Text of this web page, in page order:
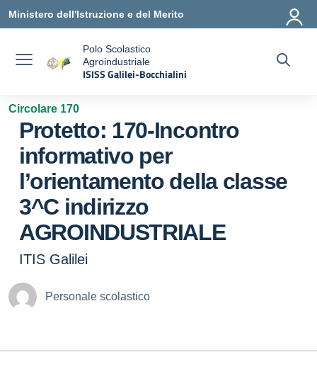
Ministero dell'Istruzione e del Merito
Polo Scolastico
Agroindustriale
ISISS Galilei-Bocchialini
Circolare 170
Protetto: 170-Incontro
informativo per
l’orientamento della classe
3^C indirizzo
AGROINDUSTRIALE
ITIS Galilei
Personale scolastico